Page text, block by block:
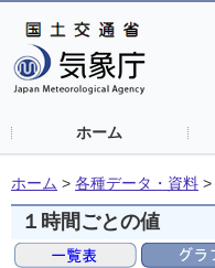
ホーム
ホーム > 各種データ・資料 >
１時間ごとの値